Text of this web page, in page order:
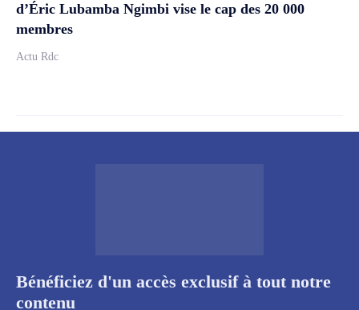
d’Éric Lubamba Ngimbi vise le cap des 20 000
membres
Actu Rdc
Bénéficiez d'un accès exclusif à tout notre
contenu